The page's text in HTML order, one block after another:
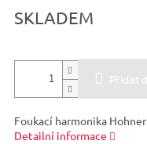
cena:
SKLADEM
Přidat
Foukací harmonika
Detailní informace